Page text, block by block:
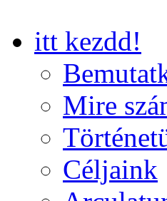
itt kezdd!
Mire
Céljaink